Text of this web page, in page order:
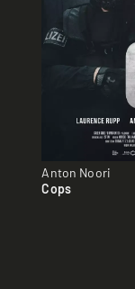
Anton Noori
Cops